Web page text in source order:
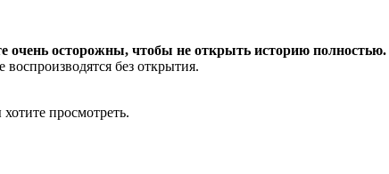
очень осторожны, чтобы не открыть историю полностью.
без открытия.
просмотреть.